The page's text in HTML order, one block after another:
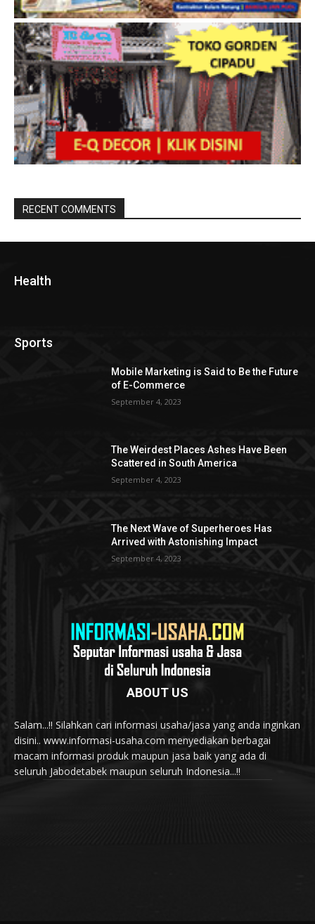
RECENT COMMENTS
Health
Sports
Mobile Marketing is Said to Be the Future
of E-Commerce
September 4, 2023
The Weirdest Places Ashes Have Been
Scattered in South America
September 4, 2023
The Next Wave of Superheroes Has
Arrived with Astonishing Impact
September 4, 2023
ABOUT US
Salam...!! Silahkan cari informasi usaha/jasa yang anda inginkan
disini.. www.informasi-usaha.com menyediakan berbagai
macam informasi produk maupun jasa baik yang ada di
seluruh Jabodetabek maupun seluruh Indonesia...!!